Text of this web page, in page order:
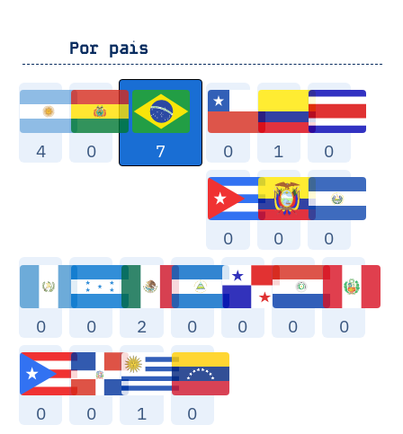
Por pais
4 0 7 0 1 0
0 0 0
0 0 2 0 0 0 0
0 0 1 0